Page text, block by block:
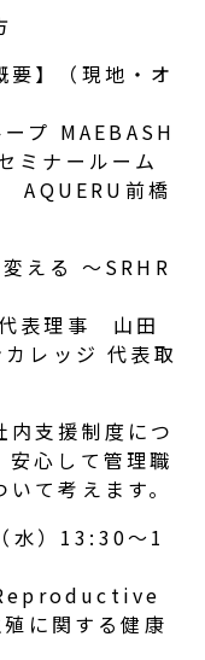
要】（現地・オ
プ MAEBASH
ナールーム
AQUERU前橋
える ～SRHR
表理事 山田
レッジ 代表取
内支援制度につ
安心して管理職
て考えます。
水）13:30～1
に関する健康